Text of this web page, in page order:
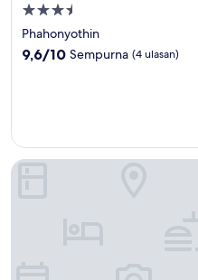
Properti
bintang
3.5
Phahonyothin
9.6
9,6/10 Sempurna (4 ulasan)
The Quarter Ratchayothin by